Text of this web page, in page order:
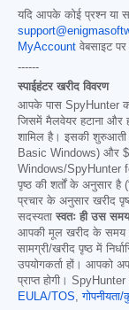
यदि आपके कोई प्रश्न या
MyAccount वेबसाइट
------
स्पाईहंटर खरीद विवरण
आपके पास SpyHunter की
जिसमें मैलवेयर हटाना और
शामिल है। इसकी शुरुआती
Basic Windows) और
Windows/SpyHunter
पृष्ठ की शर्तों के अनुसार है
प्रचार के अनुसार खरीद
सदस्यता स्वतः ही उस
आपकी मूल खरीद के समय
सामग्री/खरीद पृष्ठ में
उपयोगकर्ता हों। आपको
प्राप्त होगी।
EULA/TOS,गोपनीयता/